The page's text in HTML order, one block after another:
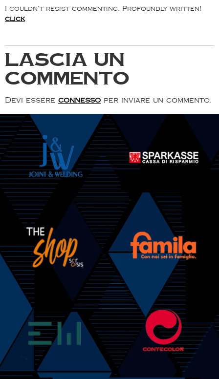
I couldn’t resist commenting. Profoundly written!
click
Lascia un
commento
Devi essere connesso per inviare un commento.